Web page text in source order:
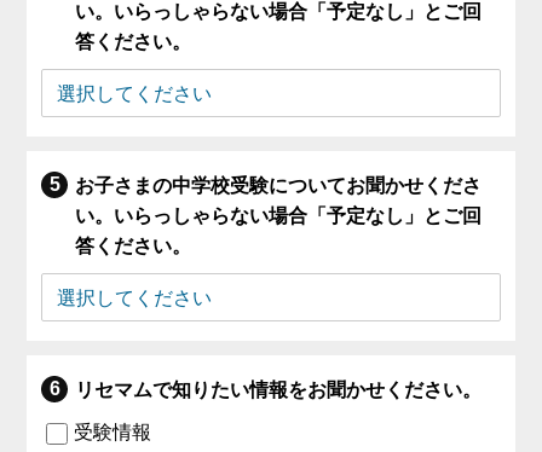
い。いらっしゃらない場合「予定なし」とご回
答ください。
お子さまの中学校受験についてお聞かせくださ
い。いらっしゃらない場合「予定なし」とご回
答ください。
リセマムで知りたい情報をお聞かせください。
受験情報